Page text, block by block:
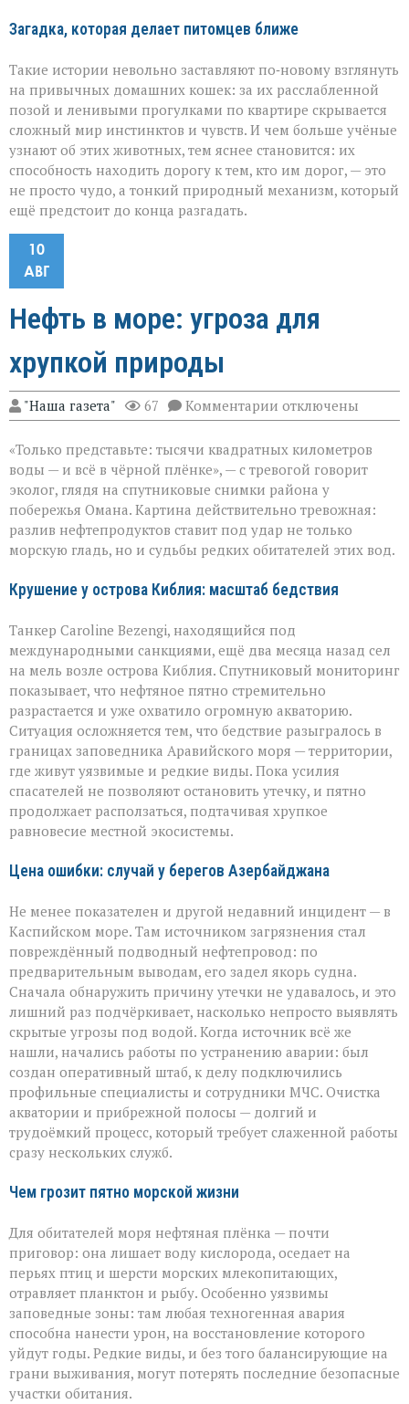
Загадка, которая делает питомцев ближе
Такие истории невольно заставляют по‑новому взглянуть
на привычных домашних кошек: за их расслабленной
позой и ленивыми прогулками по квартире скрывается
сложный мир инстинктов и чувств. И чем больше учёные
узнают об этих животных, тем яснее становится: их
способность находить дорогу к тем, кто им дорог, — это
не просто чудо, а тонкий природный механизм, который
ещё предстоит до конца разгадать.
10
АВГ
Нефть в море: угроза для
хрупкой природы
"Наша газета" 67 Комментарии к
записи
в
море:
угроза
для
хрупкой
природы
отключены
«Только представьте: тысячи квадратных километров
воды — и всё в чёрной плёнке», — с тревогой говорит
эколог, глядя на спутниковые снимки района у
побережья Омана. Картина действительно тревожная:
разлив нефтепродуктов ставит под удар не только
морскую гладь, но и судьбы редких обитателей этих вод.
Крушение у острова Киблия: масштаб бедствия
Танкер Caroline Bezengi, находящийся под
международными санкциями, ещё два месяца назад сел
на мель возле острова Киблия. Спутниковый мониторинг
показывает, что нефтяное пятно стремительно
разрастается и уже охватило огромную акваторию.
Ситуация осложняется тем, что бедствие разыгралось в
границах заповедника Аравийского моря — территории,
где живут уязвимые и редкие виды. Пока усилия
спасателей не позволяют остановить утечку, и пятно
продолжает расползаться, подтачивая хрупкое
равновесие местной экосистемы.
Цена ошибки: случай у берегов Азербайджана
Не менее показателен и другой недавний инцидент — в
Каспийском море. Там источником загрязнения стал
повреждённый подводный нефтепровод: по
предварительным выводам, его задел якорь судна.
Сначала обнаружить причину утечки не удавалось, и это
лишний раз подчёркивает, насколько непросто выявлять
скрытые угрозы под водой. Когда источник всё же
нашли, начались работы по устранению аварии: был
создан оперативный штаб, к делу подключились
профильные специалисты и сотрудники МЧС. Очистка
акватории и прибрежной полосы — долгий и
трудоёмкий процесс, который требует слаженной работы
сразу нескольких служб.
Чем грозит пятно морской жизни
Для обитателей моря нефтяная плёнка — почти
приговор: она лишает воду кислорода, оседает на
перьях птиц и шерсти морских млекопитающих,
отравляет планктон и рыбу. Особенно уязвимы
заповедные зоны: там любая техногенная авария
способна нанести урон, на восстановление которого
уйдут годы. Редкие виды, и без того балансирующие на
грани выживания, могут потерять последние безопасные
участки обитания.